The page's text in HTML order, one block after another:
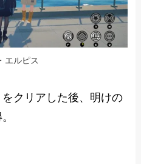
エルピス
クリアした後、明けの